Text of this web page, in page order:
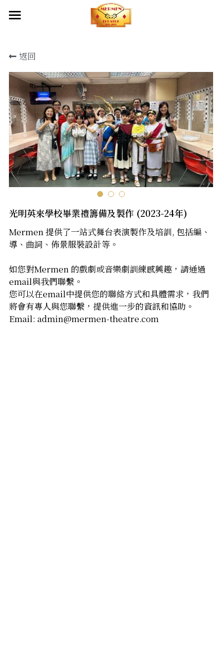
關於我們
成立目標
產品服務
創作團隊及夥伴
出品
出品
劇本庫
影片
幕後制作
服裝設計
化妝造型設計
燈光設計及設備租借
音響設計及器材租借
道具製作/租借
道具製作/租借
傳媒報導
聯絡我們
返回
光明英來學校畢業禮籌備及製作 (2023-24年)
Mermen 提供了一站式舞台表演製作及培訓, 包括編、
導、曲詞、佈景服裝設計等。
如您對Mermen 的戲劇或音樂劇訓練感興趣，請通過
email與我們聯繫。
您可以在email中提供您的聯絡方式和具體需求，我們
將會有專人與您聯繫，提供進一步的資訊和協助。
Email: admin@mermen-theatre.com